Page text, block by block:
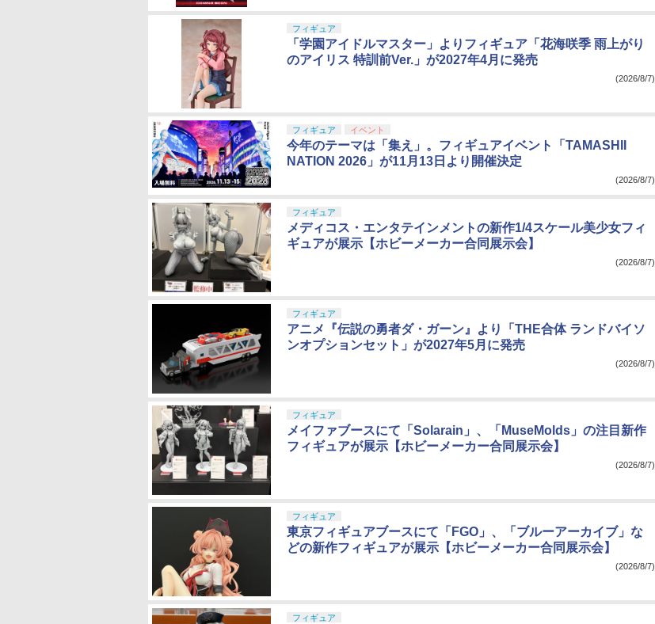
フィギュア
「学園アイドルマスター」よりフィギュア「花海咲季 雨上がり
のアイリス 特訓前Ver.」が2027年4月に発売
(2026/8/7)
フィギュア イベント
今年のテーマは「集え」。フィギュアイベント「TAMASHII
NATION 2026」が11月13日より開催決定
(2026/8/7)
フィギュア
メディコス・エンタテインメントの新作1/4スケール美少女フィ
ギュアが展示【ホビーメーカー合同展示会】
(2026/8/7)
フィギュア
アニメ『伝説の勇者ダ・ガーン』より「THE合体 ランドバイソ
ンオプションセット」が2027年5月に発売
(2026/8/7)
フィギュア
メイファブースにて「Solarain」、「MuseMolds」の注目新作
フィギュアが展示【ホビーメーカー合同展示会】
(2026/8/7)
フィギュア
東京フィギュアブースにて「FGO」、「ブルーアーカイブ」な
どの新作フィギュアが展示【ホビーメーカー合同展示会】
(2026/8/7)
フィギュア